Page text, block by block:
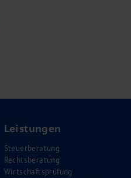
Leistungen
Steuerberatung
Rechtsberatung
Wirtschaftsprüfung